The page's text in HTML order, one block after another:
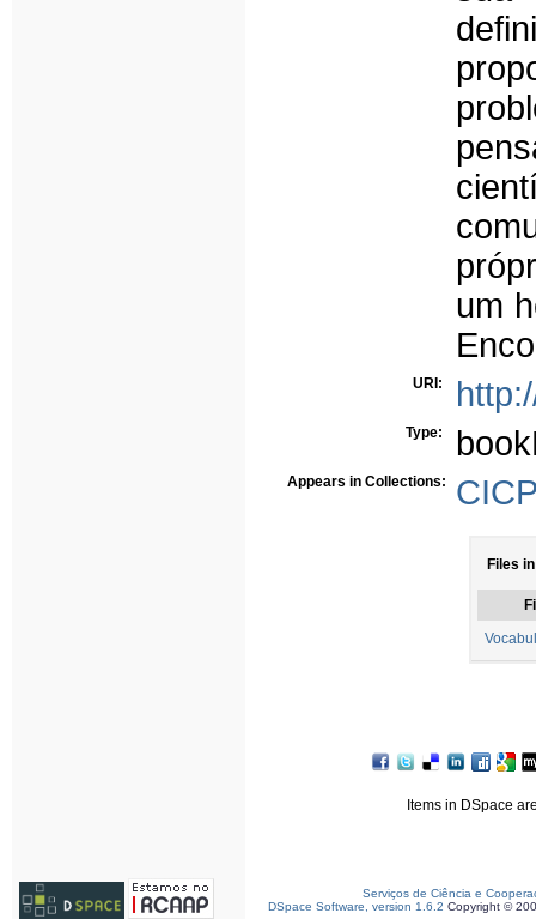
um
URI:
Type:
Appears in Collections:
Files
Items in DSpace
Serviços de Ciência e
DSpace Software, version 1.6.2 Copyright ©